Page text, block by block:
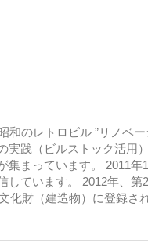
和のレトロビル ”リノベ
実践（ビルストック活用
集まっています。 2011
しています。 2012年、
化財（建造物）に登録さ